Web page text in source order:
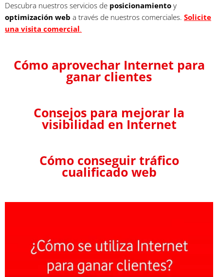
Descubra nuestros servicios de posicionamiento y
optimización web a través de nuestros comerciales. Solicite
una visita comercial.
Cómo aprovechar Internet para
ganar clientes
Consejos para mejorar la
visibilidad en Internet
Cómo conseguir tráfico
cualificado web